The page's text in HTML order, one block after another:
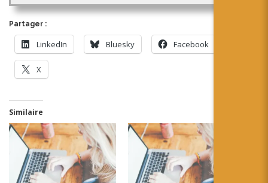
Partager :
LinkedIn Bluesky Facebook
X
Similaire